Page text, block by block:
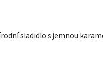
sladidlo s jemnou